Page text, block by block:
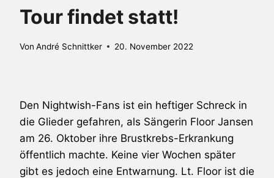
Tour findet statt!
Von André Schnittker 20. November 2022
Den Nightwish-Fans ist ein heftiger Schreck in
die Glieder gefahren, als Sängerin Floor Jansen
am 26. Oktober ihre Brustkrebs-Erkrankung
öffentlich machte. Keine vier Wochen später
gibt es jedoch eine Entwarnung. Lt. Floor ist die